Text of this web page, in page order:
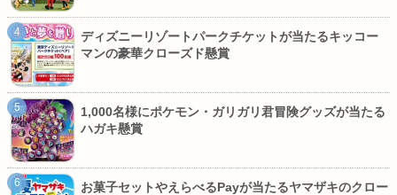
ディズニーリゾートパークチケットが当たるキッコー
マンの豪華クローズド懸賞
1,000名様にポケモン・ガリガリ君冒険グッズが当たる
ハガキ懸賞
お菓子セットやえらべるPayが当たるヤマザキのクロー